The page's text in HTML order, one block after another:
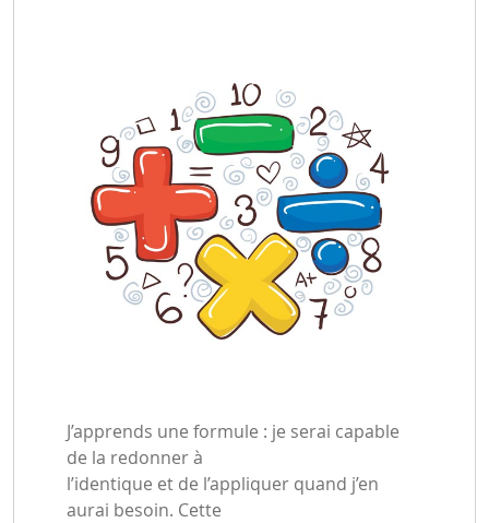
J’apprends une formule : je serai capable
de la redonner à
l’identique et de l’appliquer quand j’en
aurai besoin. Cette